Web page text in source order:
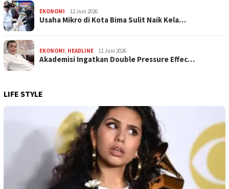
EKONOMI 12 Juni 2026
Usaha Mikro di Kota Bima Sulit Naik Kela…
EKONOMI, HEADLINE 11 Juni 2026
Akademisi Ingatkan Double Pressure Effec…
LIFE STYLE